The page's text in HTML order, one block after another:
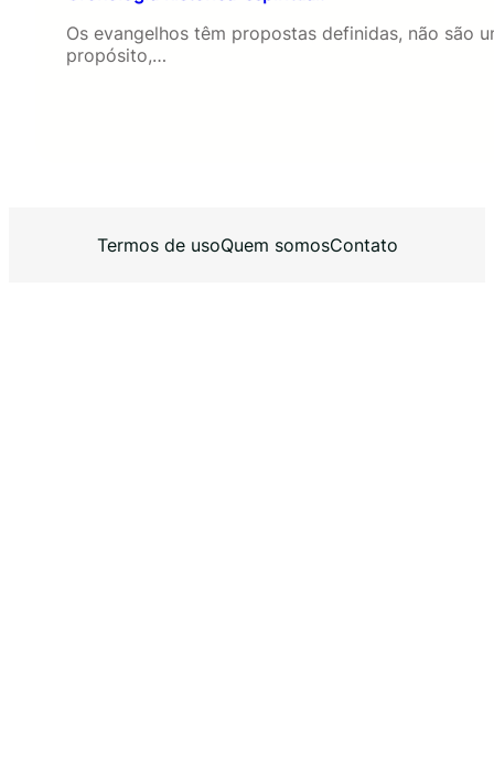
Os evangelhos têm propostas definidas, não são
propósito,…
Termos de usoQuem somosContato